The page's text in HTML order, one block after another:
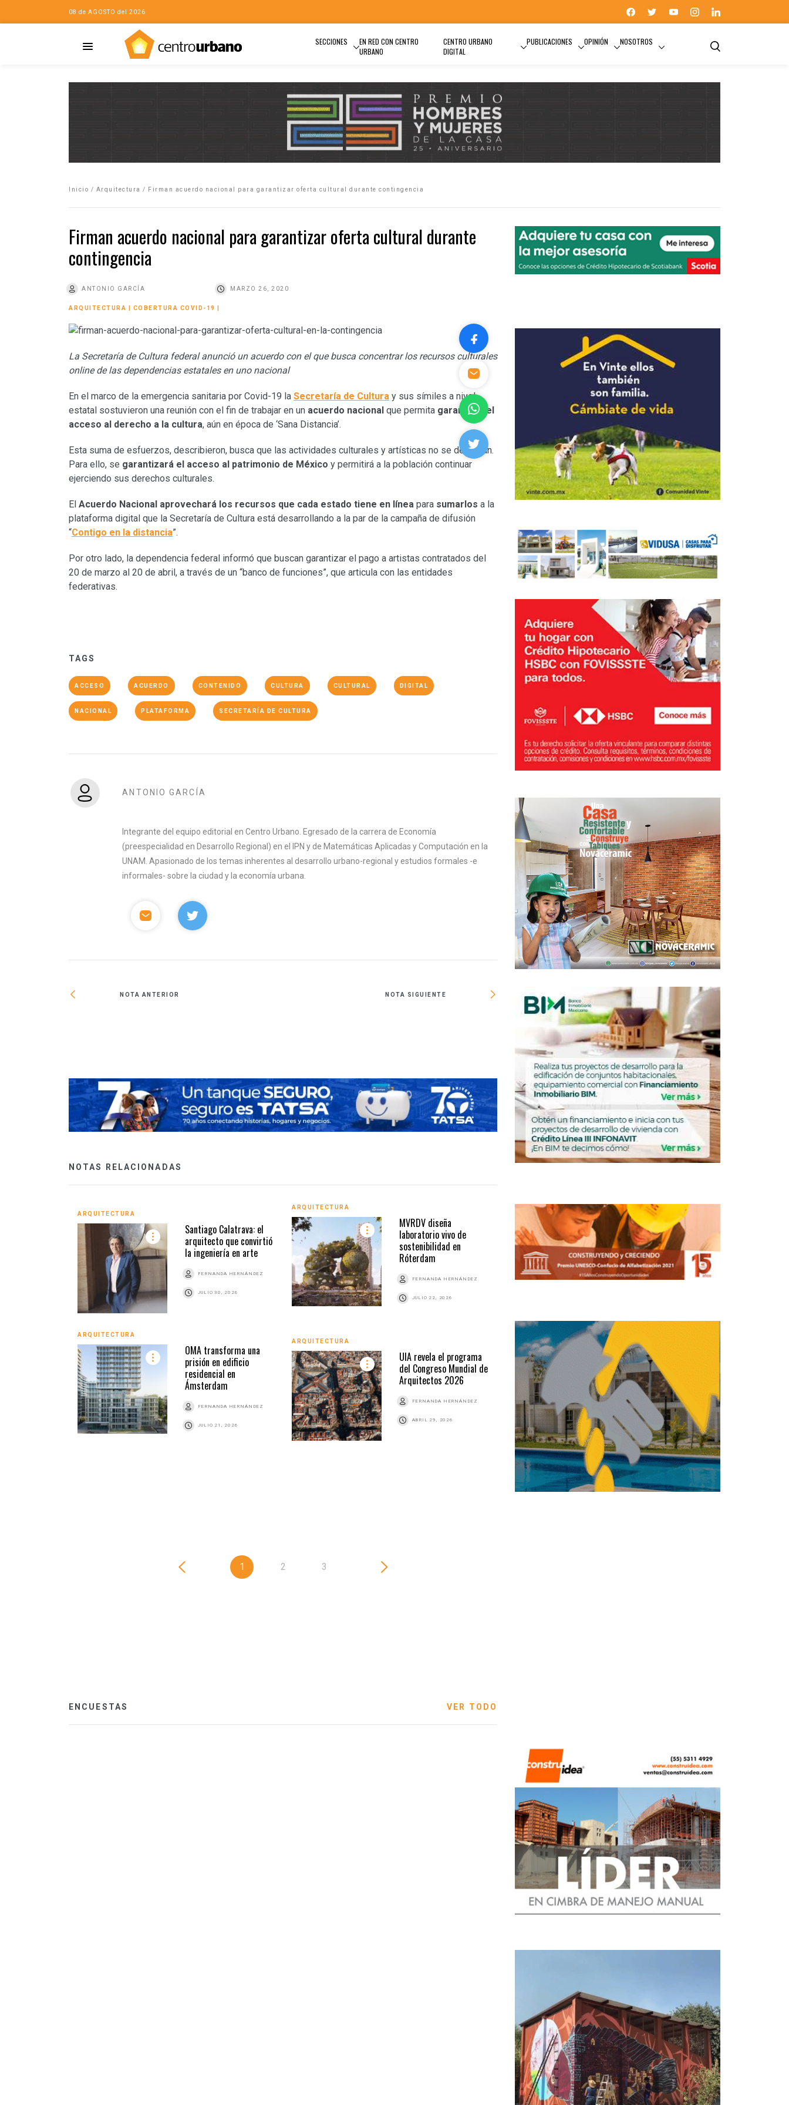
08 de AGOSTO del 2026
SECCIONES
EN RED CON CENTRO
URBANO
CENTRO URBANO
DIGITAL
PUBLICACIONES OPINIÓN NOSOTROS
Inicio / Arquitectura / Firman acuerdo nacional para garantizar oferta cultural durante contingencia
Firman acuerdo nacional para garantizar oferta cultural durante
contingencia
ANTONIO GARCÍA MARZO 26, 2020
ARQUITECTURA COBERTURA COVID-19
La Secretaría de Cultura federal anunció un acuerdo con el que busca concentrar los recursos culturales
online de las dependencias estatales en uno nacional
En el marco de la emergencia sanitaria por Covid-19 la Secretaría de Cultura y sus símiles a nivel
estatal sostuvieron una reunión con el fin de trabajar en un acuerdo nacional que permita garantizar el
acceso al derecho a la cultura, aún en época de ‘Sana Distancia’.
Esta suma de esfuerzos, describieron, busca que las actividades culturales y artísticas no se detengan.
Para ello, se garantizará el acceso al patrimonio de México y permitirá a la población continuar
ejerciendo sus derechos culturales.
El Acuerdo Nacional aprovechará los recursos que cada estado tiene en línea para sumarlos a la
plataforma digital que la Secretaría de Cultura está desarrollando a la par de la campaña de difusión
“Contigo en la distancia”.
Por otro lado, la dependencia federal informó que buscan garantizar el pago a artistas contratados del
20 de marzo al 20 de abril, a través de un “banco de funciones”, que articula con las entidades
federativas.
TAGS
ACCESO ACUERDO CONTENIDO CULTURA CULTURAL DIGITAL
NACIONAL PLATAFORMA SECRETARÍA DE CULTURA
ANTONIO GARCÍA
Integrante del equipo editorial en Centro Urbano. Egresado de la carrera de Economía
(preespecialidad en Desarrollo Regional) en el IPN y de Matemáticas Aplicadas y Computación en la
UNAM. Apasionado de los temas inherentes al desarrollo urbano-regional y estudios formales -e
informales- sobre la ciudad y la economía urbana.
NOTA ANTERIOR NOTA SIGUIENTE
Infonavit aplazará pago de créditos por hasta
seis meses
NOTAS RELACIONADAS
ARQUITECTURA
Santiago Calatrava: el
arquitecto que convirtió
la ingeniería en arte
FERNANDA HERNÁNDEZ
JULIO 30, 2026
ARQUITECTURA
MVRDV diseña
laboratorio vivo de
sostenibilidad en
Róterdam
FERNANDA HERNÁNDEZ
JULIO 22, 2026
ARQUITECTURA
OMA transforma una
prisión en edificio
residencial en
Ámsterdam
FERNANDA HERNÁNDEZ
JULIO 21, 2026
ARQUITECTURA
UIA revela el programa
del Congreso Mundial de
Arquitectos 2026
FERNANDA HERNÁNDEZ
ABRIL 29, 2026
ARQUITECTURA
Snøhetta, BIG y MVRDV
diseñan nuevo barrio
costero en Estambul
FERNANDA HERNÁNDEZ
ARQUITECTURA
Benjamín Romano
proyecta la torre más
alta de León
FERNANDA HERNÁNDEZ
MARZO 12, 2026
1 2 3
ENCUESTAS VER TODO